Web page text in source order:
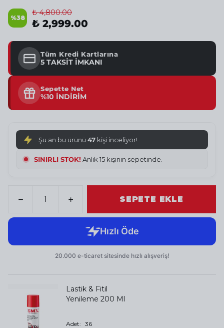
%38
₺ 4,800.00
₺ 2,999.00
Tüm Kredi Kartlarına
5 TAKSİT İMKANI
Sepette Net
%10 İNDİRİM
Şu an bu ürünü 47 kişi inceliyor!
SINIRLI STOK! Anlık 15 kişinin sepetinde.
SEPETE EKLE
Lastik & Fitil
Yenileme 200 Ml
Adet: 36